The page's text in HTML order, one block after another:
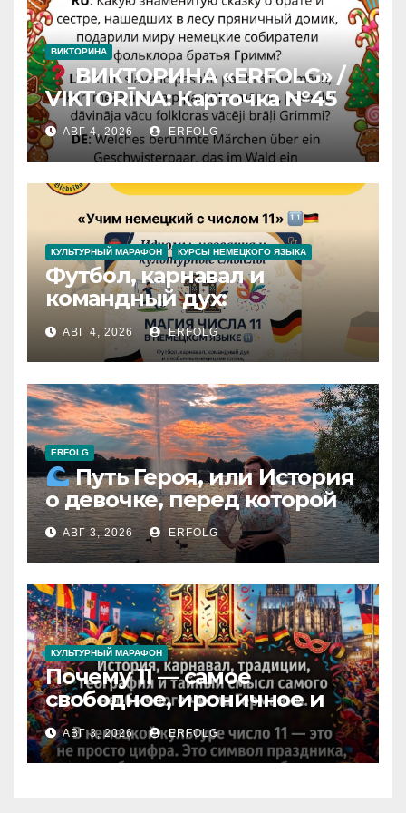
ВИКТОРИНА
ВИКТОРИНА «ERFOLG» /
VIKTORĪNA: Карточка №45
АВГ 4, 2026 ERFOLG
КУЛЬТУРНЫЙ МАРАФОН КУРСЫ НЕМЕЦКОГО ЯЗЫКА
Футбол, карнавал и
командный дух:
раскрываем секреты числа
11 в немецком языке!
АВГ 4, 2026 ERFOLG
ERFOLG
Путь Героя, или История
о девочке, перед которой
расступился океан
(И почему это про каждую
из нас)
АВГ 3, 2026 ERFOLG
КУЛЬТУРНЫЙ МАРАФОН
Почему 11 — самое
свободное, ироничное и
любимое число в
немецкой культуре?
АВГ 3, 2026 ERFOLG